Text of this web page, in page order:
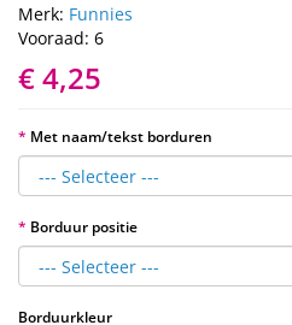
Merk: Funnies
Vooraad: 6
€ 4,25
Met naam/tekst borduren
Borduur positie
Borduurkleur